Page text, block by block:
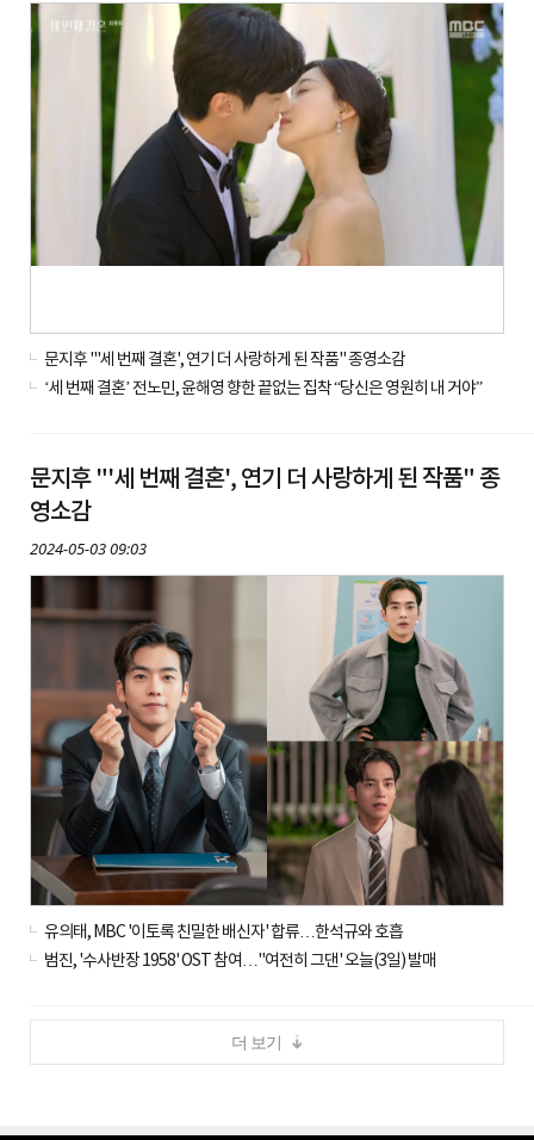
문지후 "'세 번째 결혼', 연기 더 사랑하게 된 작품" 종영소감
‘세 번째 결혼’ 전노민, 윤해영 향한 끝없는 집착 “당신은 영원히 내 거야”
문지후 "'세 번째 결혼', 연기 더 사랑하게 된 작품" 종
영소감
2024-05-03 09:03
유의태, MBC '이토록 친밀한 배신자' 합류…한석규와 호흡
범진, '수사반장 1958' OST 참여…''여전히 그댄' 오늘(3일) 발매
더 보기